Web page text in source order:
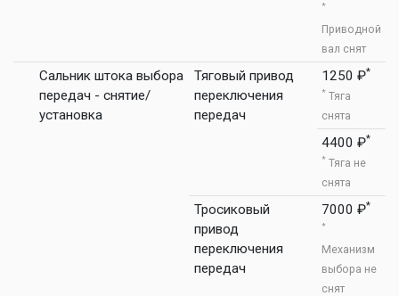
*
Приводной
вал снят
Сальник штока выбора
передач - снятие/
установка
Тяговый привод
переключения
передач
1250 ₽*
* Тяга
снята
4400 ₽*
* Тяга не
снята
Тросиковый
привод
переключения
передач
7000 ₽*
*
Механизм
выбора не
снят